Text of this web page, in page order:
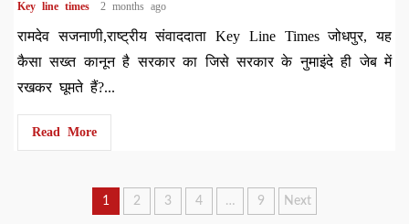
Key line times 2 months ago
रामदेव सजनाणी,राष्ट्रीय संवाददाता Key Line Times जोधपुर, यह
कैसा सख्त कानून है सरकार का जिसे सरकार के नुमाइंदे ही जेब में
रखकर घूमते हैं?...
Read More
Posts
1 2 3 4 … 9 Next